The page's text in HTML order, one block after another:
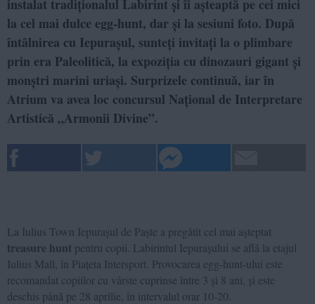
instalat tradiționalul Labirint și îi așteaptă pe cei mici
la cel mai dulce egg-hunt, dar și la sesiuni foto. După
întâlnirea cu Iepurașul, sunteți invitați la o plimbare
prin era Paleolitică, la expoziția cu dinozauri gigant și
monștri marini uriași. Surprizele continuă, iar în
Atrium va avea loc concursul Național de Interpretare
Artistică „Armonii Divine”.
La Iulius Town Iepurașul de Paște a pregătit cel mai așteptat
treasure hunt pentru copii. Labirintul Iepurașului se află la etajul
Iulius Mall, în Piațeta Intersport. Provocarea egg-hunt-ului este
recomandat copiilor cu vârste cuprinse între 3 și 8 ani, și este
deschis până pe 28 aprilie, în intervalul orar 10-20.